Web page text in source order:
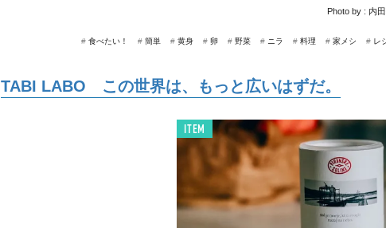
Photo by : 内
# レ
# 家メシ
# 料理
# ニラ
# 野菜
# 卵
# 黄身
# 簡単
# 食べたい！
TABI LABO この世界は、もっと広いはずだ。
ITEM